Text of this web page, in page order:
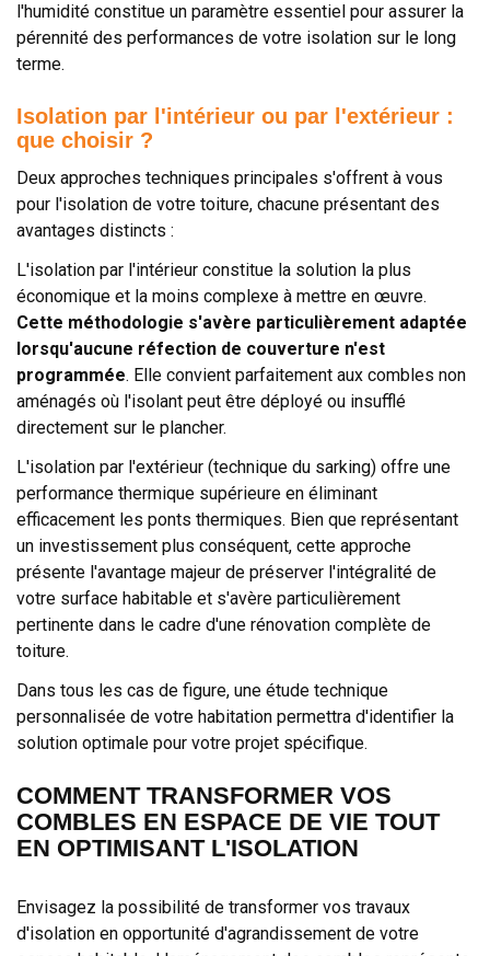
l'humidité constitue un paramètre essentiel pour assurer la
pérennité des performances de votre isolation sur le long
terme.
Isolation par l'intérieur ou par l'extérieur :
que choisir ?
Deux approches techniques principales s'offrent à vous
pour l'isolation de votre toiture, chacune présentant des
avantages distincts :
L'isolation par l'intérieur constitue la solution la plus
économique et la moins complexe à mettre en œuvre.
Cette méthodologie s'avère particulièrement adaptée
lorsqu'aucune réfection de couverture n'est
programmée. Elle convient parfaitement aux combles non
aménagés où l'isolant peut être déployé ou insufflé
directement sur le plancher.
L'isolation par l'extérieur (technique du sarking) offre une
performance thermique supérieure en éliminant
efficacement les ponts thermiques. Bien que représentant
un investissement plus conséquent, cette approche
présente l'avantage majeur de préserver l'intégralité de
votre surface habitable et s'avère particulièrement
pertinente dans le cadre d'une rénovation complète de
toiture.
Dans tous les cas de figure, une étude technique
personnalisée de votre habitation permettra d'identifier la
solution optimale pour votre projet spécifique.
COMMENT TRANSFORMER VOS
COMBLES EN ESPACE DE VIE TOUT
EN OPTIMISANT L'ISOLATION
Envisagez la possibilité de transformer vos travaux
d'isolation en opportunité d'agrandissement de votre